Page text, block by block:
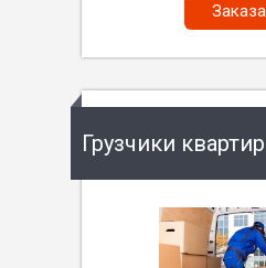
Грузчики